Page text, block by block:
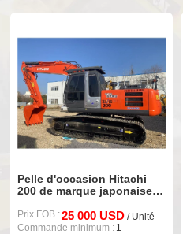
Pelle d'occasion Hitachi
200 de marque japonaise à
Prix FOB :25 000 USD/ Unité
Commande minimum : 1